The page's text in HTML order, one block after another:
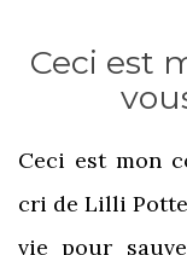
Ceci est
Ceci est mon
cri de Lilli
vie pour